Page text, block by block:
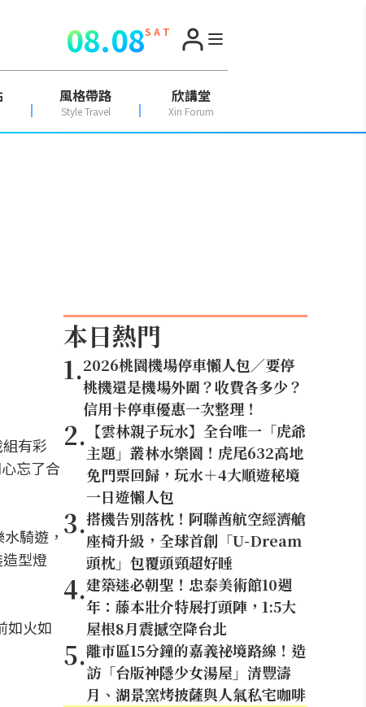
08.08S A T
風格帶路
Style Travel
欣講堂
Xin Forum
有彩
忘了合
騎遊，
型燈
如火如
本日熱門
1.2026桃園機場停車懶人包／要停
桃機還是機場外圍？收費各多少？
信用卡停車優惠一次整理！
2. 【雲林親子玩水】全台唯一「虎爺
主題」叢林水樂園！虎尾632高地
免門票回歸，玩水＋4大順遊秘境
一日遊懶人包
3.搭機告別落枕！阿聯酋航空經濟艙
座椅升級，全球首創「U-Dream
頭枕」包覆頭頸超好睡
4.建築迷必朝聖！忠泰美術館10週
年：藤本壯介特展打頭陣，1:5大
屋根8月震撼空降台北
5.離市區15分鐘的嘉義祕境路線！造
訪「台版神隱少女湯屋」清豐濤
月、湖景窯烤披薩與人氣私宅咖啡